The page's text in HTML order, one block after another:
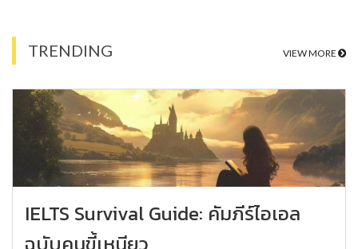
TRENDING VIEW MORE
IELTS Survival Guide: คัมภีร์ไอเอล